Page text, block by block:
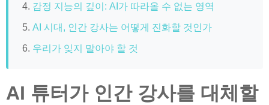
감정 지능의 깊이: AI가 따라올 수 없는 영역
AI 시대, 인간 강사는 어떻게 진화할 것인가
우리가 잊지 말아야 할 것
AI 튜터가 인간 강사를 대체할